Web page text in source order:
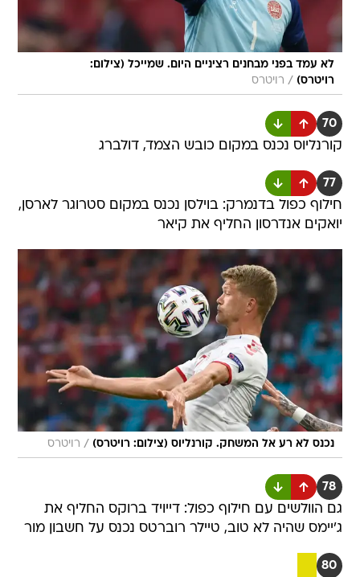
לא עמד בפני מבחנים רציניים היום. שמייכל (צילום:
רויטרס) / רויטרס
70
קורנליוס נכנס במקום כובש הצמד, דולברג
77
חילוף כפול בדנמרק: בוילסן נכנס במקום סטרוגר לארסן,
יואקים אנדרסון החליף את קיאר
נכנס לא רע אל המשחק. קורנליוס (צילום: רויטרס) / רויטרס
78
גם הוולשים עם חילוף כפול: דייויד ברוקס החליף את
ג'יימס שהיה לא טוב, טיילר רוברטס נכנס על חשבון מור
80